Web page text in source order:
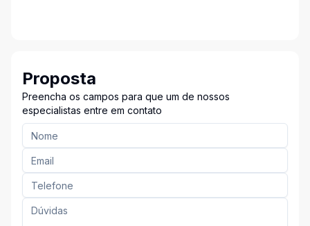
Proposta
Preencha os campos para que um de nossos
especialistas entre em contato